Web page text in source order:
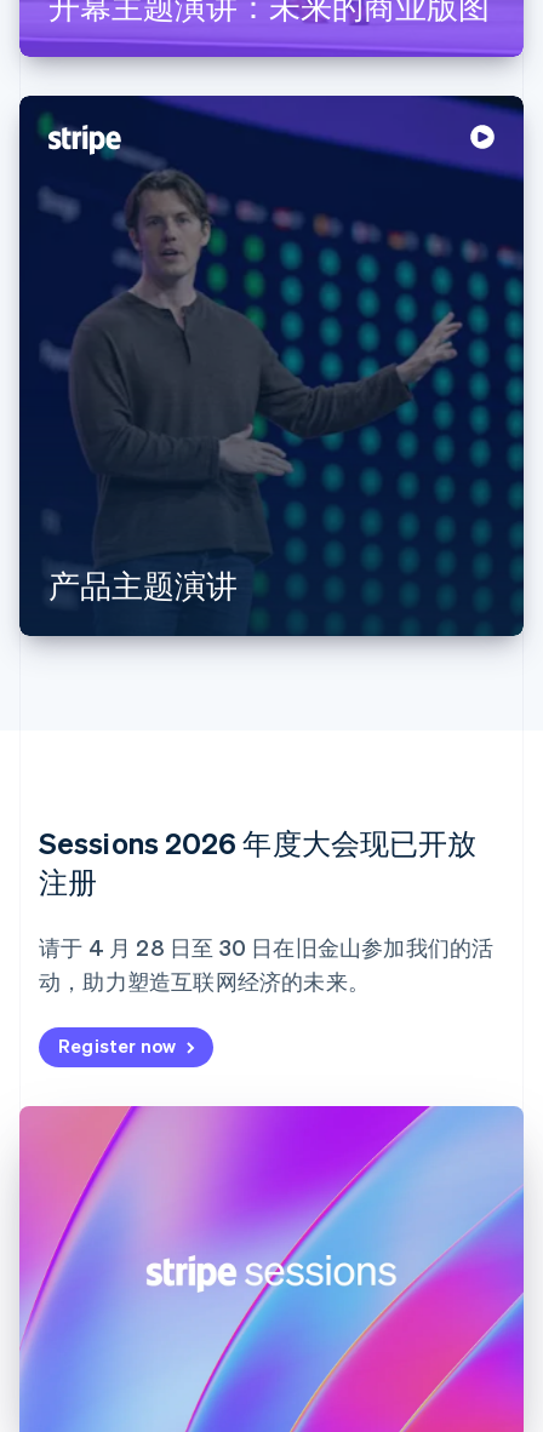
产品主题演讲
Sessions 2026 年度大会现已开放
注册
请于 4 月 28 日至 30 日在旧金山参加我们的活
动，助力塑造互联网经济的未来。
Register now
阿联酋
English
爱尔兰
English
爱沙尼亚
English
奥地利
保加利亚
比利时
法国
FrançaisEnglish
芬兰
荷兰
NederlandsEnglish
加拿大
捷克
English
EnglishItaliano
拉脱维亚
English
立陶宛
English
列支敦士登
Deutsch
English